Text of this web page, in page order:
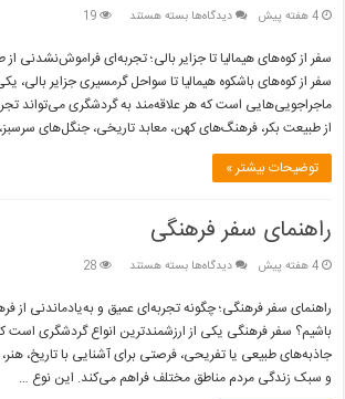
4 هفته پیش دیدگاه‌هابرای
از
کوه‌های
هیمالیا
تا
جزایر
بسته هستند 19
سفر از کوه‌های هیمالیا تا جزایر بالی؛ تجربه‌ای فراموش‌نشدنی
سفر از کوه‌های باشکوه هیمالیا تا سواحل گرمسیری جزایر بالی،
ماجراجویی‌هایی است که هر علاقه‌مند به گردشگری می‌تواند
از طبیعت بکر، فرهنگ‌های کهن، معابد تاریخی، جنگل‌های
توضیحات بیشتر »
راهنمای سفر فرهنگی
4 هفته پیش دیدگاه‌هابرای
سفر
فرهنگی
بسته هستند 28
راهنمای سفر فرهنگی؛ چگونه تجربه‌ای عمیق و به‌یادماندنی از
باشیم؟ سفر فرهنگی یکی از ارزشمندترین انواع گردشگری است که
جاذبه‌های طبیعی یا تفریحی، فرصتی برای آشنایی با تاریخ،
و سبک زندگی مردم مناطق مختلف فراهم می‌کند. این نوع …